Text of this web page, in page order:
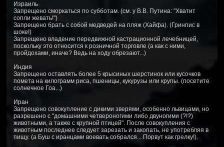
Израиль
Запрещено сморкаться по субботам. (см. у В.В. Путина: "Хватит
сопли жевать!")
Запрещено брать с собой медведей на пляж (Хайфа). (Гринпис в
шоке!)
Запрещено владение передвижной кастрационной лечебницей,
поскольку это относится к розничной торговле (а как с ними,
пройдохами, иначе? Ведь на ходу обрезают...)
Индия
Запрещено оставлять более 5 крысиных шерстинок или кусочков
помета на килограмм риса, пшеницы, кукурузы или крупы. (посетите
солнечное Гоа...)
Иран
Запрещено совокупление с дикими зверями, особенно львицами, но
разрешено с "домашними четвероногими либо двуногими (?!?)
животными, а также с крупной птицей". После совокупления с
животным последнее следует зарезать и закопать, не употребляя в
пищу. (а Буш с иранцами воевать собрался... Порвут как грелку!).